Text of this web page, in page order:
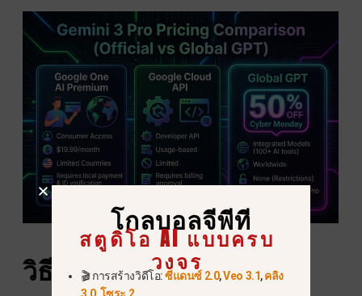
วิธีการเข้าถึง Gemini 3
โกลบอลจีพีที
สตูดิโอ AI แบบครบ
วงจร
🎬 การสร้างวิดีโอ:ซีแดนซ์ 2.0,Veo 3.1,คลิง
3.0, โซระ 2